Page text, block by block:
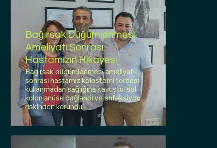
Bağırsak Düğümlenmesi
Ameliyatı Sonrası
Hastamızın Hikayesi
Bağırsak düğümlenmesi ameliyatı
sonrası hastamız kolostomi torbası
kullanmadan sağlığına kavuştu, sol
kolon anüse bağlandı ve enfeksiyon
riskinden korundu.